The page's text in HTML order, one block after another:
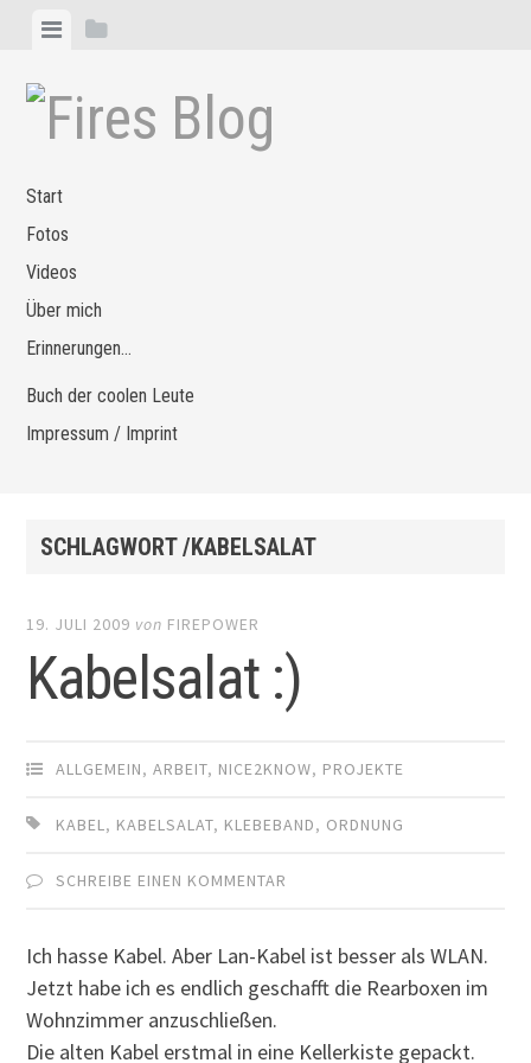
Zum
springen
MenüSeitenleiste
Start
Fotos
Videos
Über mich
Erinnerungen…
Buch der coolen Leute
Impressum / Imprint
SCHLAGWORT /KABELSALAT
19. JULI 2009 von FIREPOWER
Kabelsalat :)
ALLGEMEIN,ARBEIT, NICE2KNOW, PROJEKTE
KABEL, KABELSALAT, KLEBEBAND, ORDNUNG
SCHREIBE EINEN KOMMENTAR
Ich hasse Kabel. Aber Lan-Kabel ist besser als WLAN.
Jetzt habe ich es endlich geschafft die Rearboxen im
Wohnzimmer anzuschließen.
Die alten Kabel erstmal in eine Kellerkiste gepackt.